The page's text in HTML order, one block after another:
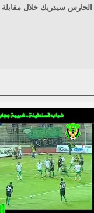
سيدريك خلال مقابلة